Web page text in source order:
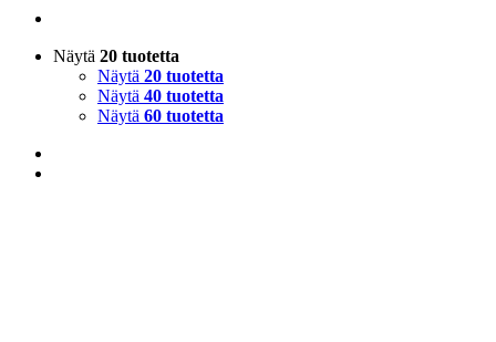
Näytä 20 tuotetta
Näytä 20 tuotetta
Näytä 40 tuotetta
Näytä 60 tuotetta